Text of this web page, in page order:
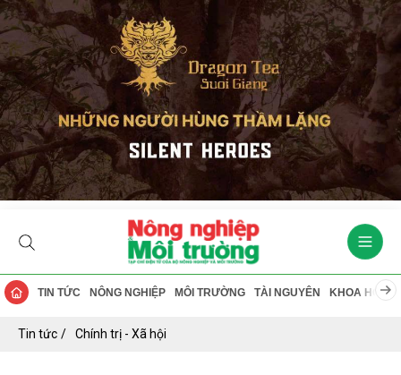
TIN TỨC NÔNG NGHIỆP MÔI TRƯỜNG TÀI NGUYÊN KHOA HỌC
Tin tức Chính trị - Xã hội